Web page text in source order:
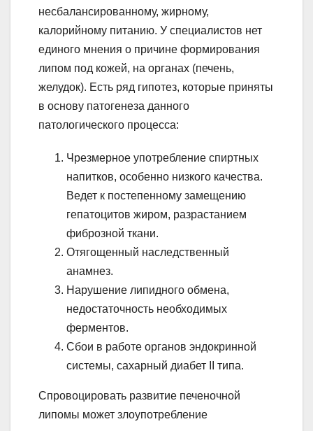
несбалансированному, жирному,
калорийному питанию. У специалистов нет
единого мнения о причине формирования
липом под кожей, на органах (печень,
желудок). Есть ряд гипотез, которые приняты
в основу патогенеза данного
патологического процесса:
Чрезмерное употребление спиртных
напитков, особенно низкого качества.
Ведет к постепенному замещению
гепатоцитов жиром, разрастанием
фиброзной ткани.
Отягощенный наследственный
анамнез.
Нарушение липидного обмена,
недостаточность необходимых
ферментов.
Сбои в работе органов эндокринной
системы, сахарный диабет ІІ типа.
Спровоцировать развитие печеночной
липомы может злоупотребление